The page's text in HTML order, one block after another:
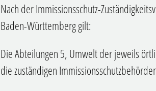
Nach der Immissionsschutz-
Baden-Württemberg gilt:
Die Abteilungen 5, Umwelt der jeweils
die zuständigen